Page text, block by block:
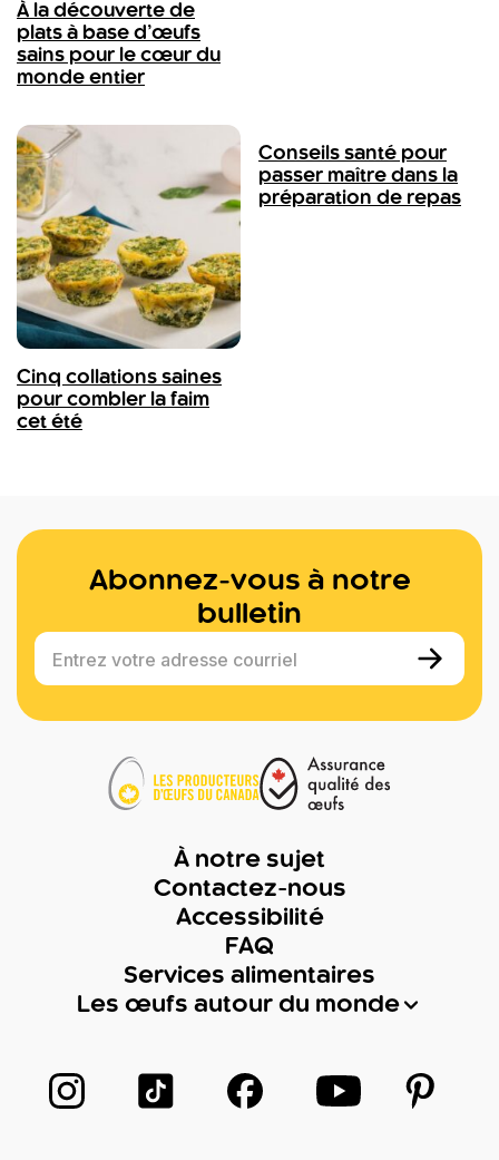
À la découverte de
plats à base d’œufs
sains pour le cœur du
monde entier
Cinq collations saines
pour combler la faim
cet été
Conseils santé pour
passer maître dans la
préparation de repas
Abonnez-vous à notre
bulletin
Entrez votre adresse courriel
À notre sujet
Contactez-nous
Accessibilité
FAQ
Services alimentaires
Les œufs autour du monde
Suivez-nous sur Instagram
Suivez-nous sur TikTok
Suivez-nous sur Facebook
Suivez-nous sur